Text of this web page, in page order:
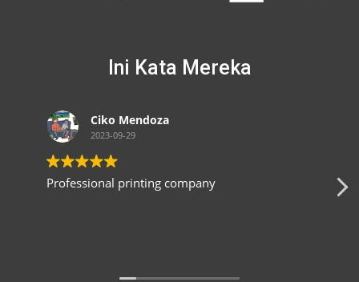
Ini Kata Mereka
Ciko Mendoza
2023-09-29
printing company Cepat dan